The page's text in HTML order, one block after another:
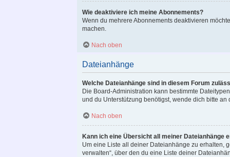
Wie deaktiviere ich meine Abonnements?
Wenn du mehrere Abonnements deaktivieren
machen.
Nach oben
Dateianhänge
Welche Dateianhänge sind in diesem Forum
Die Board-Administration kann bestimmte
und du Unterstützung benötigst, wende dich bitte an
Nach oben
Kann ich eine Übersicht all meiner Dateianhänge
Um eine Liste all deiner Dateianhänge zu erhalten,
verwalten“, über den du eine Liste deiner